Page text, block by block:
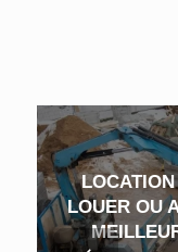
LOUER OU